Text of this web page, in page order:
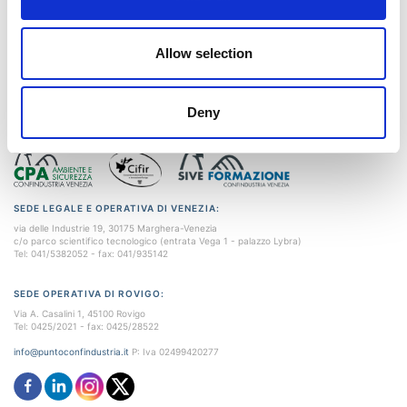
Allow selection
Deny
Istituzioni
Orientamento
Scuola/Lavoro
Percorsi
ITS
Learning
Kit
Punto Confindustria SRL è una società soggetta a direzione e coordinamento di
SEDE LEGALE E OPERATIVA DI VENEZIA:
via delle Industrie 19, 30175 Marghera-Venezia
c/o parco scientifico tecnologico (entrata Vega 1 - palazzo Lybra)
Tel: 041/5382052 - fax: 041/935142
SEDE OPERATIVA DI ROVIGO:
Via A. Casalini 1, 45100 Rovigo
Tel: 0425/2021 - fax: 0425/28522
info@puntoconfindustria.it P: Iva 02499420277